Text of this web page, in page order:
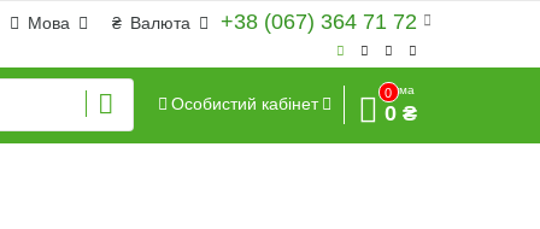
+38 (067) 364 71 72
₴ Валюта
Мова
Особистий кабінет
0
Сума
0 ₴